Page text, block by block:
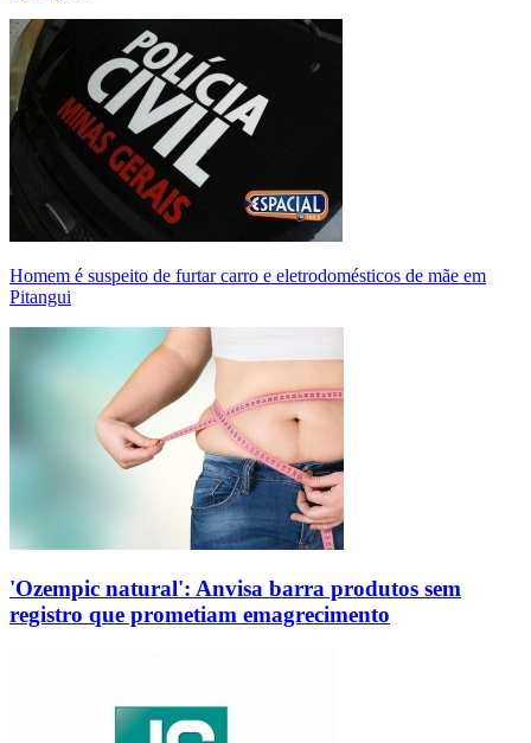
Homem é suspeito de furtar carro e eletrodomésticos de mãe em
Pitangui
'Ozempic natural': Anvisa barra produtos sem
registro que prometiam emagrecimento